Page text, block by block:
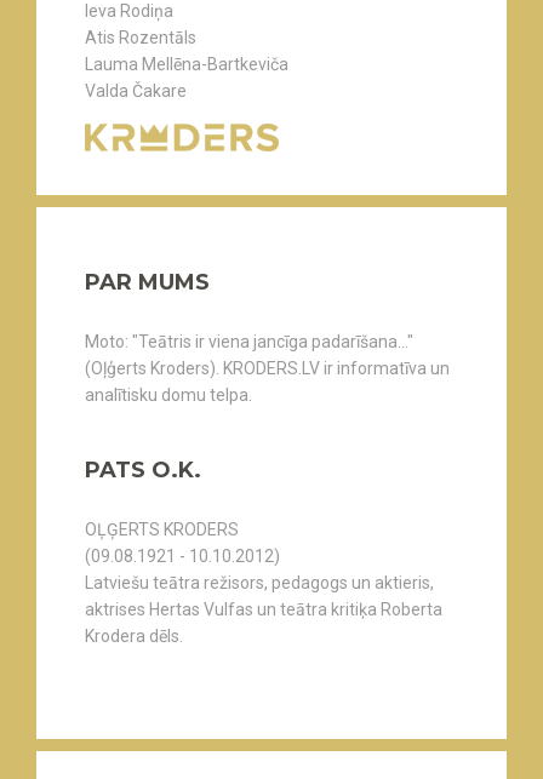
Ieva Rodiņa
Atis Rozentāls
Lauma Mellēna-Bartkeviča
Valda Čakare
PAR MUMS
Moto: "Teātris ir viena jancīga padarīšana..."
(Oļģerts Kroders). KRODERS.LV ir informatīva un
analītisku domu telpa.
PATS O.K.
OĻĢERTS KRODERS
(09.08.1921 - 10.10.2012)
Latviešu teātra režisors, pedagogs un aktieris,
aktrises Hertas Vulfas un teātra kritiķa Roberta
Krodera dēls.